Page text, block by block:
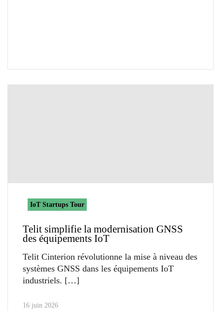
IoT Startups Tour
Telit simplifie la modernisation GNSS
des équipements IoT
Telit Cinterion révolutionne la mise à niveau des
systèmes GNSS dans les équipements IoT
industriels.
16 juin 2026